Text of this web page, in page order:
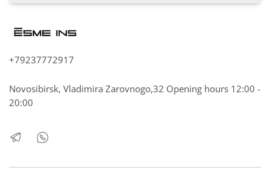
+79237772917
Novosibirsk, Vladimira Zarovnogo,32 Opening hours 12:00 -
20:00